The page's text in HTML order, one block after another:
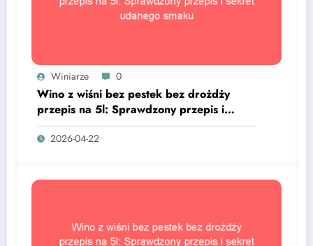
Winiarze 0
Wino z wiśni bez pestek bez drożdży
przepis na 5l: Sprawdzony przepis i
sekret udanego smaku
2026-04-22